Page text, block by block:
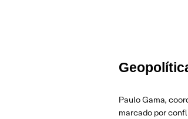
Paulo Gama,
marcado por